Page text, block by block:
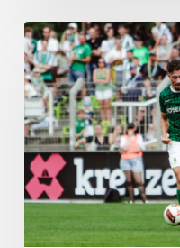
“Einer
für
alle,
alle
für
einen!”
–
Chemie
empfängt
den